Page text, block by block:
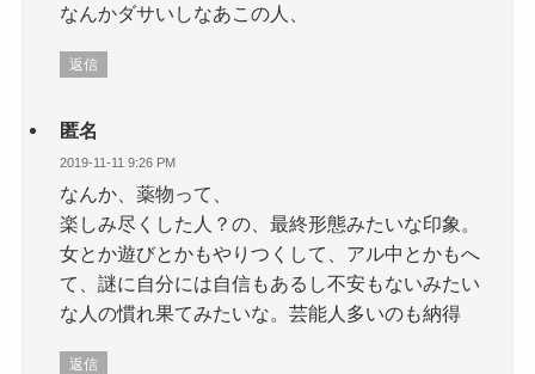
なんかダサいしなあこの人、
返信
匿名
2019-11-11 9:26 PM
なんか、薬物って、
楽しみ尽くした人？の、最終形態みたいな印象。
女とか遊びとかもやりつくして、アル中とかもへ
て、謎に自分には自信もあるし不安もないみたい
な人の慣れ果てみたいな。芸能人多いのも納得
返信